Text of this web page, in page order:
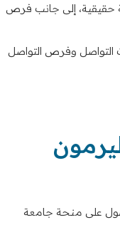
حقيقية، إلى جانب فرص
التواصل وفرص التواصل
على منحة جامعة